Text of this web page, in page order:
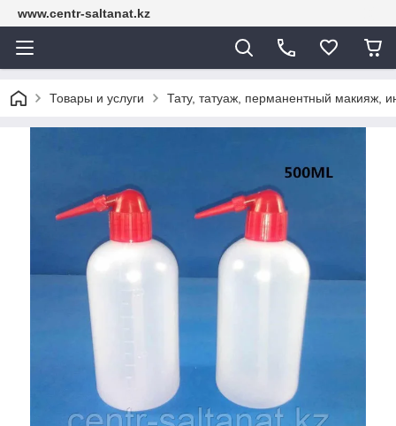
www.centr-saltanat.kz
Товары и услуги Тату, татуаж, перманентный макияж,